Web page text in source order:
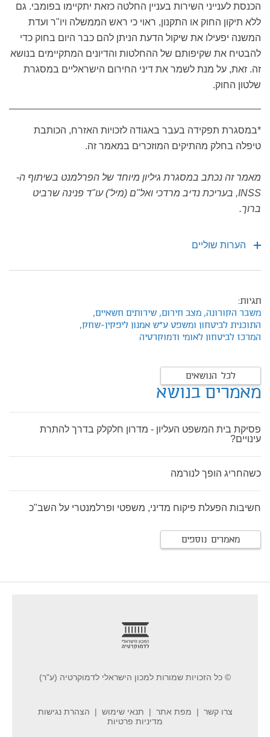
הכנסת לענייני השירות בעניין החלטה כזאת יתקיימו בפומבי. גם
ללא תיקון החוק או התקנון, ראוי כי ראש הממשלה ויו"ר ועדת
המשנה יפעילו את שיקול הדעת הניתן להם כבר היום בחוק כדי
להבטיח את שקיפותם של ההחלטות והדיונים המתקיימים בנושא
זה. זאת, על מנת לשמר את דיני החירום הישראליים במסגרת
שלטון החוק.
*במסגרת תפקידה בעבר באגודה לזכויות האזרח, הכותבת
טיפלה בחלק מהתיקים המוזכרים במאמר זה.
מאמר זה נכתב במסגרת גיליון מיוחד של הפרלמנט בשיתוף ה-
INSS, בעריכת נדיב מרדכי ואל"ם (מיל') עו"ד פנינה שרביט
ברוך.
הערות שוליים
תגיות:
משבר הקורונה, מצב חירום, שירותים חשאיים,
התוכנית לביטחון ומשפט ע"ש אמנון ליפקין-שחק,
המרכז לביטחון לאומי ודמוקרטיה
לכל הנושאים
מאמרים בנושא
פסיקת בית המשפט העליון - מדרון חלקלק בדרך להתרת
עינויים?
כשהחריג הופך לנורמה
חשיבות הפעלת פיקוח מדיני, משפטי ופרלמנטרי על השב"כ
מאמרים נוספים
© כל הזכויות שמורות למכון הישראלי לדמוקרטיה (ע"ר)
צרו קשר מפת אתר תנאי שימוש
הצהרת נגישות
מדיניות פרטיות